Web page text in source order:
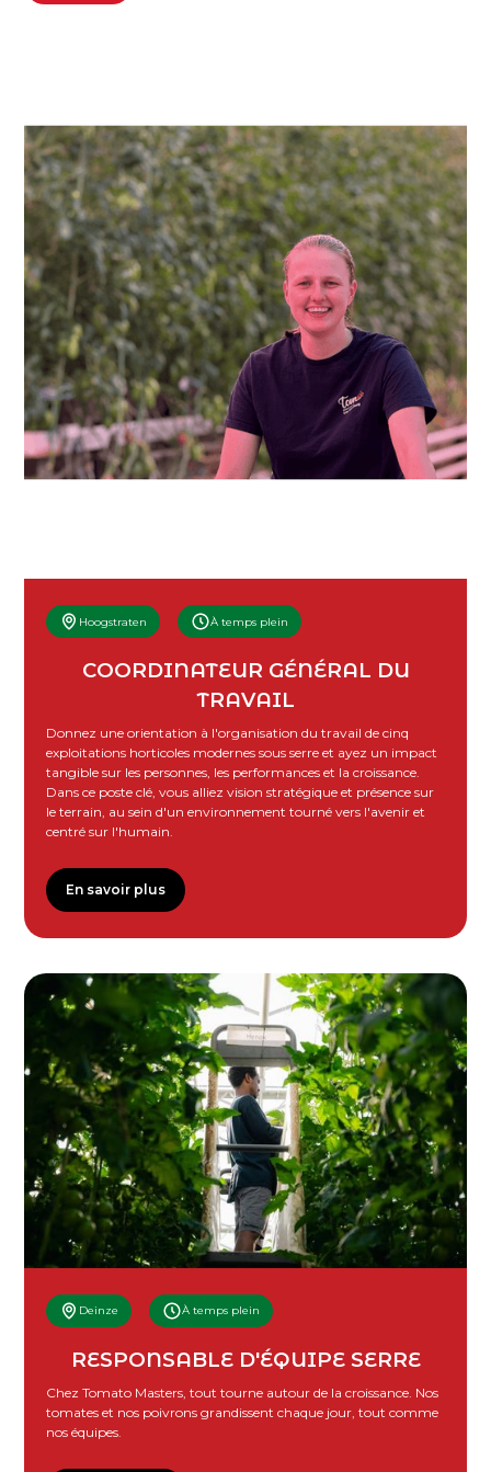
Hoogstraten À temps plein
COORDINATEUR GÉNÉRAL DU
TRAVAIL
Donnez une orientation à l'organisation du travail de cinq
exploitations horticoles modernes sous serre et ayez un impact
tangible sur les personnes, les performances et la croissance.
Dans ce poste clé, vous alliez vision stratégique et présence sur
le terrain, au sein d'un environnement tourné vers l'avenir et
centré sur l'humain.
En savoir plus
Deinze À temps plein
RESPONSABLE D'ÉQUIPE SERRE
Chez Tomato Masters, tout tourne autour de la croissance. Nos
tomates et nos poivrons grandissent chaque jour, tout comme
nos équipes.